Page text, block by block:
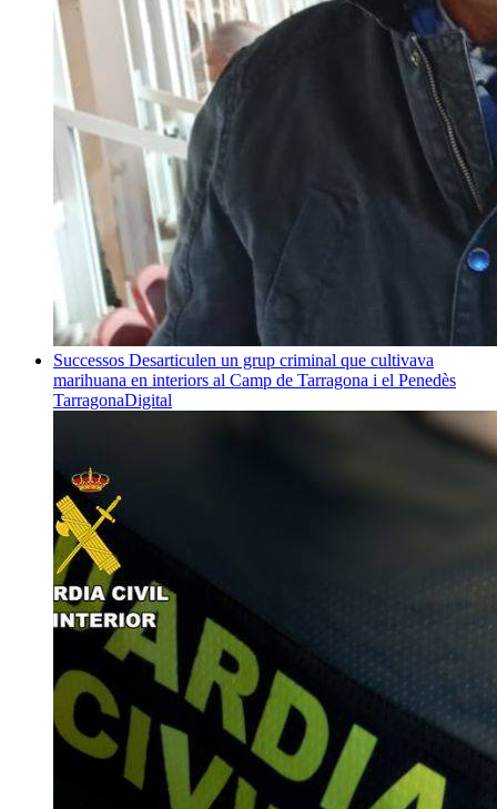
Successos Desarticulen un grup criminal que cultivava
marihuana en interiors al Camp de Tarragona i el Penedès
TarragonaDigital